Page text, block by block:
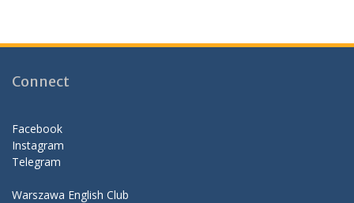
b
o
k
gr er d
Connect
Facebook
Instagram
Telegram
Warszawa English Club